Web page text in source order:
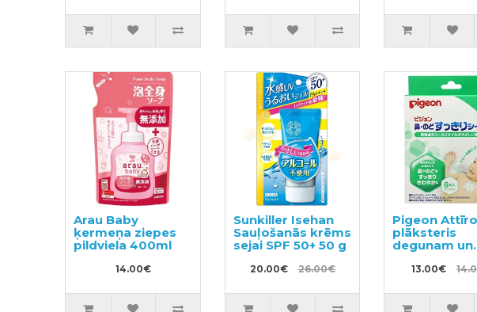
Arau Baby
ķermeņa ziepes
pildviela 400ml
14.00€
Sunkiller Isehan
Sauļošanās krēms
sejai SPF 50+ 50 g
20.00€ 26.00€
Pigeon
plāksteris
degunam un
eikalipta eļļu
6gab
13.00€